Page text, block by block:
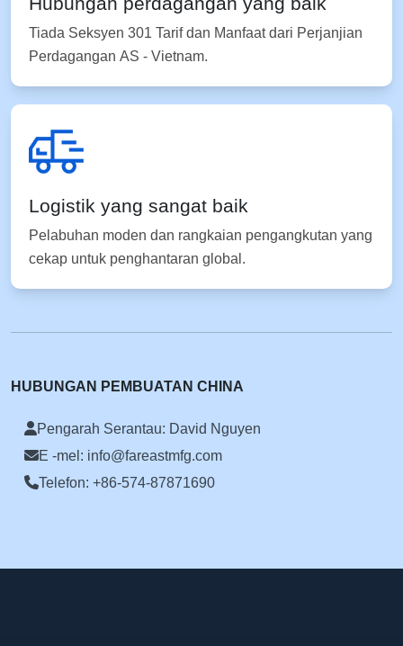
Tiada Seksyen 301 Tarif dan Manfaat dari Perjanjian
Perdagangan AS - Vietnam.
Logistik yang sangat baik
Pelabuhan moden dan rangkaian pengangkutan yang
cekap untuk penghantaran global.
HUBUNGAN PEMBUATAN CHINA
Pengarah Serantau: David Nguyen
E -mel: info@fareastmfg.com
Telefon: +86-574-87871690